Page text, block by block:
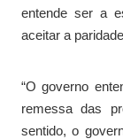
entende ser a
aceitar a
“O governo
remessa das
sentido, o